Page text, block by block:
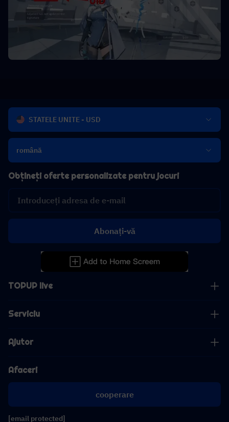
STATELE UNITE - USD
română
TOPUP live
Serviciu
Ajutor
Afaceri
cooperare
[email protected]
Obțineți oferte personalizate pentru jocuri
Abonați-vă